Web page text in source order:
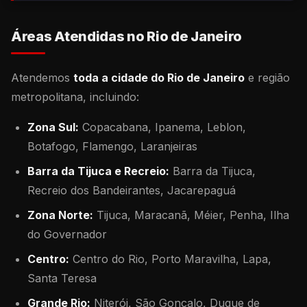
Áreas Atendidas no Rio de Janeiro
Atendemos toda a cidade do Rio de Janeiro e região
metropolitana, incluindo:
Zona Sul: Copacabana, Ipanema, Leblon,
Botafogo, Flamengo, Laranjeiras
Barra da Tijuca e Recreio: Barra da Tijuca,
Recreio dos Bandeirantes, Jacarepaguá
Zona Norte: Tijuca, Maracanã, Méier, Penha, Ilha
do Governador
Centro: Centro do Rio, Porto Maravilha, Lapa,
Santa Teresa
Grande Rio: Niterói, São Gonçalo, Duque de